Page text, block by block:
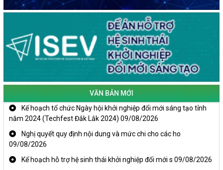
VĂN BẢN MỚI
Kế hoạch tổ chức Ngày hội khởi nghiệp đổi mới sáng tạo tỉnh
năm 2024 (Techfest Đắk Lắk 2024) 09/08/2026
Nghị quyết quy định nội dung và mức chi cho các ho
09/08/2026
Kế hoạch hỗ trợ hệ sinh thái khởi nghiệp đổi mới s 09/08/2026